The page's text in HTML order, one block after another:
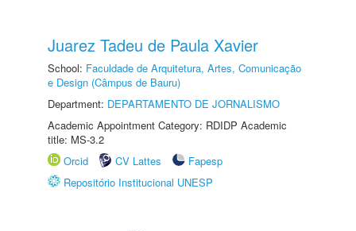
Juarez Tadeu de Paula Xavier
School: Faculdade de Arquitetura, Artes, Comunicação
e Design (Câmpus de Bauru)
Department: DEPARTAMENTO DE JORNALISMO
Academic Appointment Category: RDIDP Academic
title: MS-3.2
Orcid
CV Lattes
Fapesp
Repositório Institucional UNESP